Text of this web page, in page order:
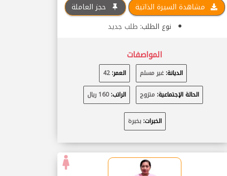
مشاهدة السيرة الذاتية
حجز العاملة
نوع الطلب: طلب جديد
المواصفات
الديانة:غير مسلم العمر:42
الحالة الإجتماعية:متزوج الراتب:160 ريال
الخبرات:بخبرة